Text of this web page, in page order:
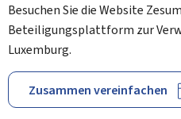
Besuchen Sie die Website
Beteiligungsplattform zur
Luxemburg.
Zusammen vereinfachen